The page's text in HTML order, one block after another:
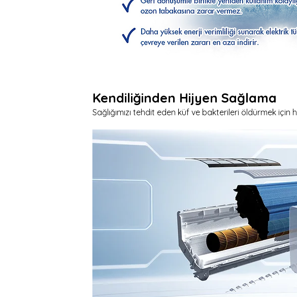
Kendiliğinden Hijyen Sağlama
Sağlığımızı tehdit eden küf ve bakterileri öldürmek